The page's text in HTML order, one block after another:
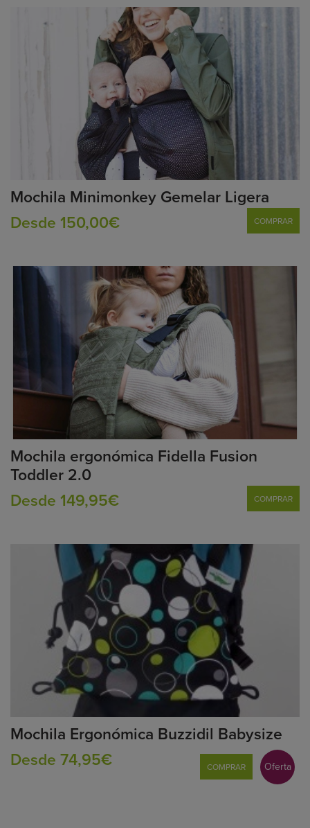
Mochila Minimonkey Gemelar Ligera
Desde 150,00€
COMPRAR
Mochila ergonómica Fidella Fusion
Toddler 2.0
Desde 149,95€
COMPRAR
Mochila Ergonómica Buzzidil Babysize
Desde 74,95€
COMPRAR Oferta